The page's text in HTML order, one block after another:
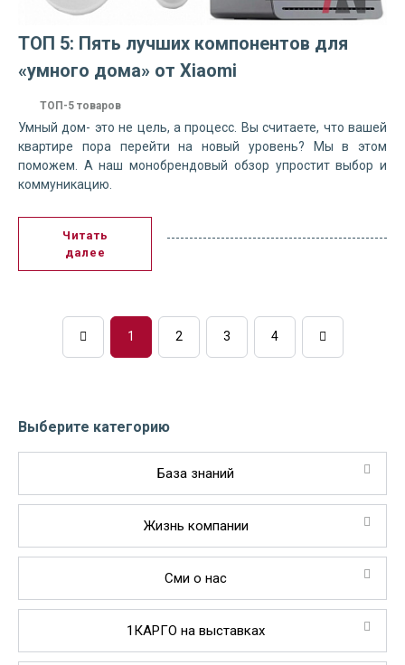
ТОП 5: Пять лучших компонентов для
«умного дома» от Xiaomi
ТОП-5 товаров
Умный дом- это не цель, а процесс. Вы считаете, что вашей
квартире пора перейти на новый уровень? Мы в этом
поможем. А наш монобрендовый обзор упростит выбор и
коммуникацию.
Читать
далее
1 2 3 4
Выберите категорию
База знаний
Жизнь компании
Сми о нас
1КАРГО на выставках